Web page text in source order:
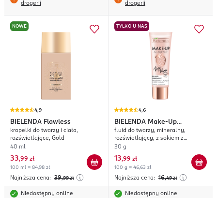
drogerii
drogerii
NOWE
4,9
BIELENDA Flawless
kropelki do twarzy i ciała,
rozświetlające, Gold
40 ml
33,99 zł
100 ml = 84,98 zł
Najniższa cena: 39,99 zł
Niedostępny online
TYLKO U NAS
4,6
BIELENDA Make-Up
Academie Vege Flumi
fluid do twarzy, mineralny,
rozświetlający, z sokiem z
truskawki, nr 01 Jasny Beż
30 g
13,99 zł
100 g = 46,63 zł
Najniższa cena: 16,49 zł
Niedostępny online